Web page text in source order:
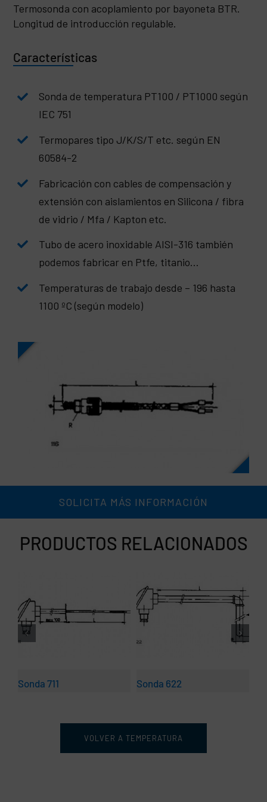
Termosonda con acoplamiento por bayoneta BTR.
Longitud de introducción regulable.
Características
Sonda de temperatura PT100 / PT1000 según
IEC 751
Termopares tipo J/K/S/T etc. según EN
60584-2
Fabricación con cables de compensación y
extensión con aislamientos en Silicona / fibra
de vidrio / Mfa / Kapton etc.
Tubo de acero inoxidable AISI-316 también
podemos fabricar en Ptfe, titanio…
Temperaturas de trabajo desde – 196 hasta
1100 ºC (según modelo)
SOLICITA MÁS INFORMACIÓN
PRODUCTOS RELACIONADOS
Sonda 711 Sonda 622
VOLVER A TEMPERATURA